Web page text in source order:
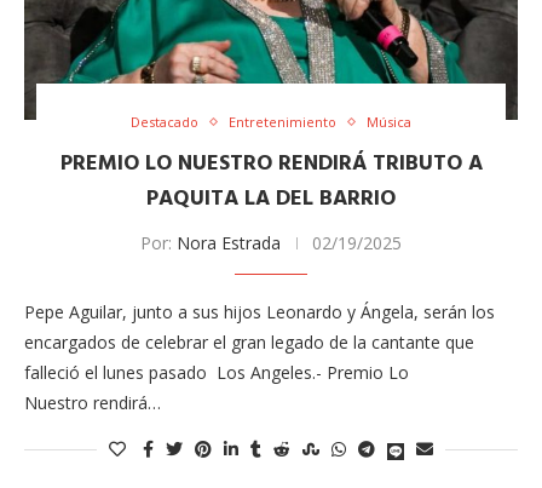
Destacado Entretenimiento Música
PREMIO LO NUESTRO RENDIRÁ TRIBUTO A
PAQUITA LA DEL BARRIO
Por: Nora Estrada 02/19/2025
Pepe Aguilar, junto a sus hijos Leonardo y Ángela, serán los
encargados de celebrar el gran legado de la cantante que
falleció el lunes pasado Los Angeles.- Premio Lo
Nuestro rendirá…